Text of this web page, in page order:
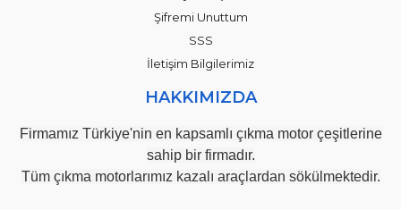
Şifremi Unuttum
SSS
İletişim Bilgilerimiz
HAKKIMIZDA
Firmamız Türkiye'nin en kapsamlı çıkma motor çeşitlerine
sahip bir firmadır.
Tüm çıkma motorlarımız kazalı araçlardan sökülmektedir.